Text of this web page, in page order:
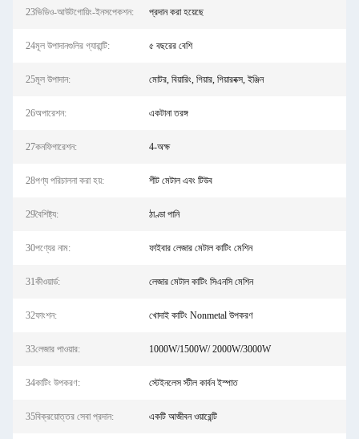
23ভিডিও-আউটগোয়িং-ইনসপেকশন: প্রদান করা হয়েছে
24মূল উপাদানগুলির গ্যারান্টি: ৫ বছরের বেশি
25মূল উপাদান: মোটর, বিয়ারিং, গিয়ার, গিয়ারবক্স, ইঞ্জিন
26অপারেশন: একটানা তরঙ্গ
27কনফিগারেশন: 4-অক্ষ
28পণ্য পরিচালনা করা হয়: শীট মেটাল এবং টিউব
29বৈশিষ্ট্য: ঠাণ্ডা পানি
30পণ্যের নাম: ফাইবার লেজার মেটাল কাটিং মেশিন
31কীওয়ার্ড: লেজার মেটাল কাটিং সিএনসি মেশিন
32ফাংশন: খোদাই কাটিং Nonmetal উপকরণ
33লেজার পাওয়ার: 1000W/1500W/ 2000W/3000W
34কাটিং উপকরণ: স্টেইনলেস স্টীল কার্বন ইস্পাত
35বিক্রয়োত্তর সেবা প্রদান: একটি আজীবন ওয়ারেন্টি